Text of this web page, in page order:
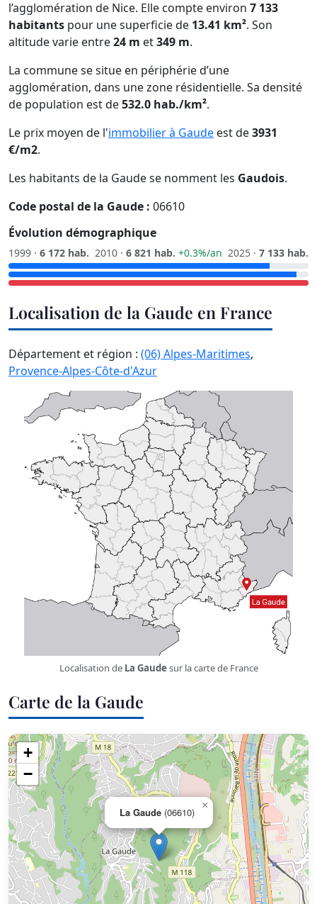
l’agglomération de Nice. Elle compte environ 7 133
habitants pour une superficie de 13.41 km². Son
altitude varie entre24 m et349 m.
La commune se situe en périphérie d’une
agglomération, dans une zone résidentielle. Sa densité
de population est de532.0 hab./km².
Le prix moyen de l'immobilier à Gaude est de3931
€/m2.
Les habitants de la Gaude se nomment les Gaudois.
Code postal de la Gaude : 06610
Évolution démographique
1999 · 6 172 hab. 2010 · 6 821 hab. +0.3%/an 2025 · 7 133 hab.
Localisation de la Gaude en France
Département et région : (06) Alpes-Maritimes,
Provence-Alpes-Côte-d'Azur
Localisation de La Gaudesur la carte de France
Carte de la Gaude
La Gaude (06610)
×
+
−